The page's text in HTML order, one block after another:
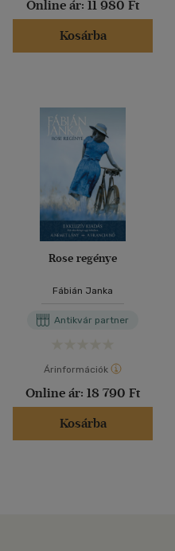
Online ár: 11 980 Ft
Kosárba
Rose regénye
Fábián Janka
Antikvár partner
Árinformációk
Online ár: 18 790 Ft
Kosárba